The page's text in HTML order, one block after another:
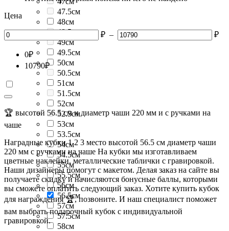
47.5см
48см
48.5см
49см
49.5см
50см
50.5см
51см
51.5см
52см
52.5см
53см
53.5см
54см
54.5см
55см
55.5см
56см
56.5см
57см
57.5см
58см
Цена
₽ – ₽
0₽
10790₽
🏆 высотой 56.5 см и диаметр чаши 220 мм и с ручками на
чаше
Наградные кубки 1 2 3 место высотой 56.5 см диаметр чаши
220 мм с ручками на чаше На кубки мы изготавливаем
цветные наклейки, металлические таблички с гравировкой.
Наши дизайнеры помогут с макетом. Делая заказ на сайте вы
получаете скидку и начисляются бонусные баллы, которыми
вы сможете оплатить следующий заказ. Хотите купить кубок
для награждения 🏆, позвоните. И наш специалист поможет
вам выбрать подарочный кубок с индивидуальной
гравировкой.